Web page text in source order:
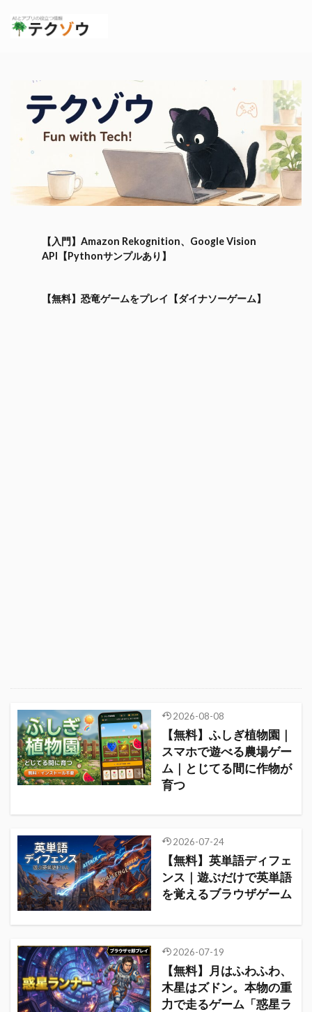
【入門】Amazon Rekognition、Google Vision
API【Pythonサンプルあり】
【無料】恐竜ゲームをプレイ【ダイナソーゲーム】
2026-08-08
【無料】ふしぎ植物園｜
スマホで遊べる農場ゲー
ム｜とじてる間に作物が
育つ
2026-07-24
【無料】英単語ディフェ
ンス｜遊ぶだけで英単語
を覚えるブラウザゲーム
2026-07-19
【無料】月はふわふわ、
木星はズドン。本物の重
力で走るゲーム「惑星ラ